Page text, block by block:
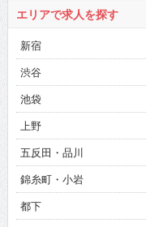
エリアで求人を探す
新宿
渋谷
池袋
上野
五反田・品川
錦糸町・小岩
都下